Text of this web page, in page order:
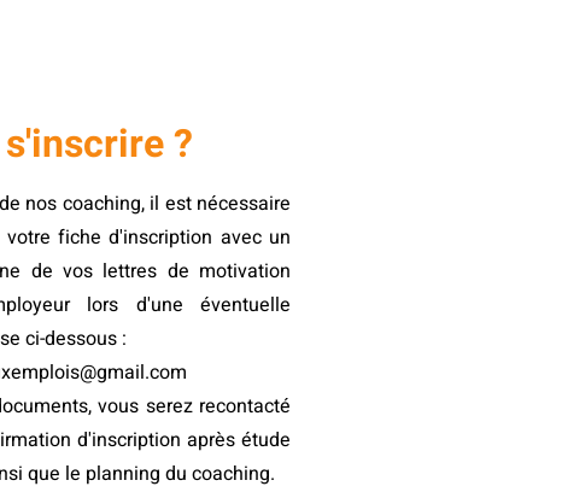
?
nos coaching, il est nécessaire
fiche d'inscription avec un
de vos lettres de motivation
lors d'une éventuelle
ci-dessous :
vous serez recontacté
d'inscription après étude
que le planning du coaching.